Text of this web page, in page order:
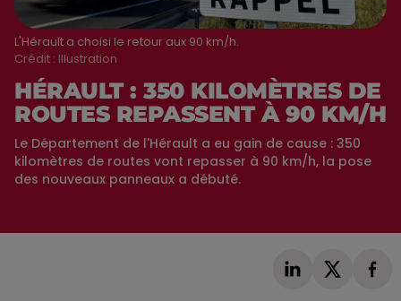
L'Hérault a choisi le retour aux 90 km/h.
Crédit : Illustration
HÉRAULT : 350 KILOMÈTRES DE
ROUTES REPASSENT À 90 KM/H
Le Département de l'Hérault a eu gain de cause : 350
kilomètres de routes vont repasser à 90 km/h, la pose
des nouveaux panneaux a débuté.